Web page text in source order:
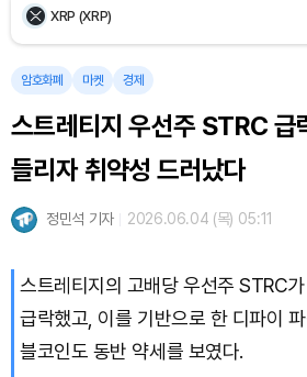
XRP (XRP)
Solana (SOL)
TRON (TRX)
Hyperliquid (HYPE)
Bitcoin (BTC)
암호화폐 마켓 경제
스트레티지 우선주 STRC
들리자 취약성 드러났다
정민석 기자 2026.06.04 (목) 05:11
스트레티지의 고배당 우선주 STRC
급락했고, 이를 기반으로 한 디파이
블코인도 동반 약세를 보였다.